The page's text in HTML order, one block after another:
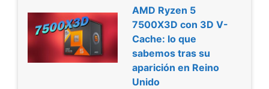
AMD Ryzen 5
7500X3D con 3D V-
Cache: lo que
sabemos tras su
aparición en Reino
Unido